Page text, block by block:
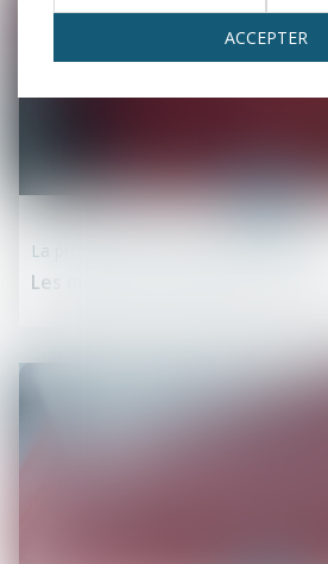
Les mineurs en procédure pénale
03
La procédure en schéma
ACCEPTER